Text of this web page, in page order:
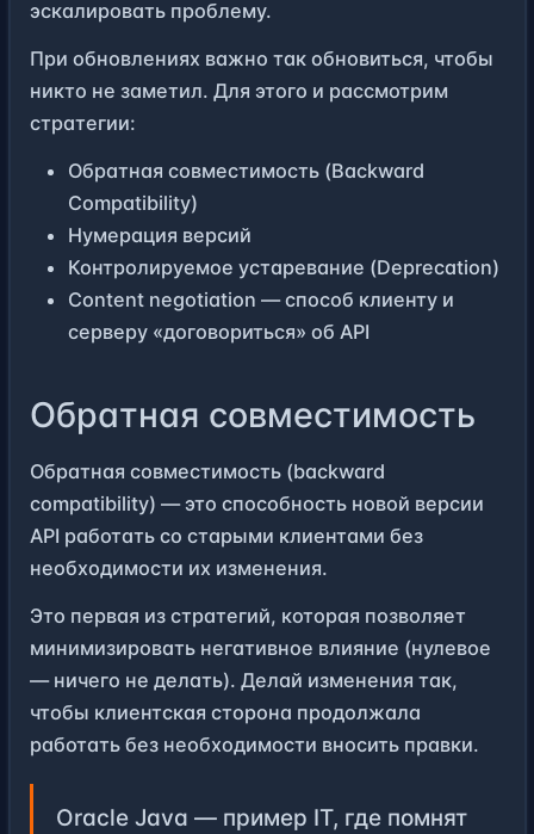
эскалировать проблему.
При обновлениях важно так обновиться, чтобы
никто не заметил. Для этого и рассмотрим
стратегии:
Обратная совместимость (Backward
Compatibility)
Нумерация версий
Контролируемое устаревание (Deprecation)
Content negotiation — способ клиенту и
серверу «договориться» об API
Обратная совместимость
Обратная совместимость (backward
compatibility) — это способность новой версии
API работать со старыми клиентами без
необходимости их изменения.
Это первая из стратегий, которая позволяет
минимизировать негативное влияние (нулевое
— ничего не делать). Делай изменения так,
чтобы клиентская сторона продолжала
работать без необходимости вносить правки.
Oracle Java — пример IT, где помнят